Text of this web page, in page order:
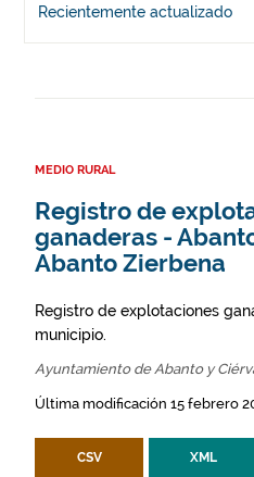
Recientemente actualizado
MEDIO RURAL
Registro de
ganaderas -
Abanto Zierbena
Registro de explotaciones
municipio.
Ayuntamiento de Abanto y
Última modificación 15 febrero
CSV XML